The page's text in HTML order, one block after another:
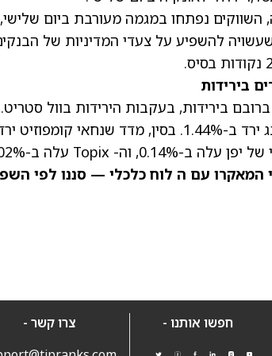
השווקים נפתחו במגמה מעורבת ביום
להשפיע על צעדי המדיניות של
בירידות
בירידות, בעקבות הירידות בוול סטריט.
המאקרו עם ה לוח כלכלי — סננו לפי
חפשו אותנו -
צרו קשר -